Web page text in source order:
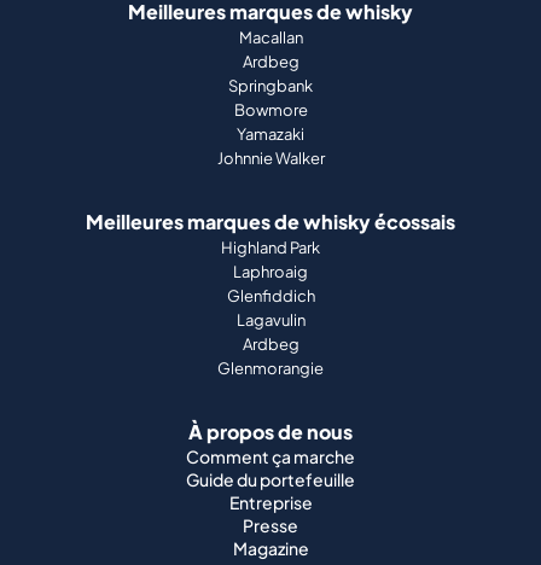
Meilleures marques de whisky
Macallan
Ardbeg
Springbank
Bowmore
Yamazaki
Johnnie Walker
Meilleures marques de whisky écossais
Highland Park
Laphroaig
Glenfiddich
Lagavulin
Ardbeg
Glenmorangie
À propos de nous
Comment ça marche
Guide du portefeuille
Entreprise
Presse
Magazine